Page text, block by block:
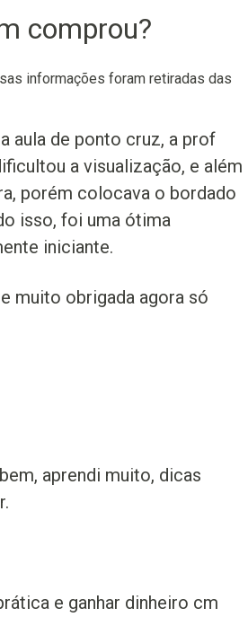
comprou?
informações foram retiradas das
aula de ponto cruz, a prof
a visualização, e além
porém colocava o bordado
isso, foi uma ótima
iniciante.
muito obrigada agora só
aprendi muito, dicas
e ganhar dinheiro cm